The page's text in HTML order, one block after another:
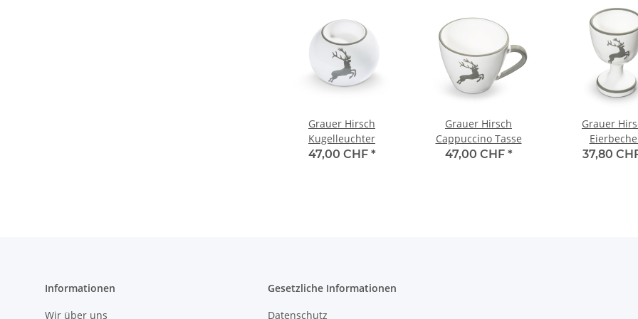
Grauer Hirsch
Kugelleuchter
47,00 CHF *
Grauer Hirsch
Cappuccino Tasse
47,00 CHF *
Grauer
37,80
Informationen
Wir über uns
Gesetzliche Informationen
Datenschutz